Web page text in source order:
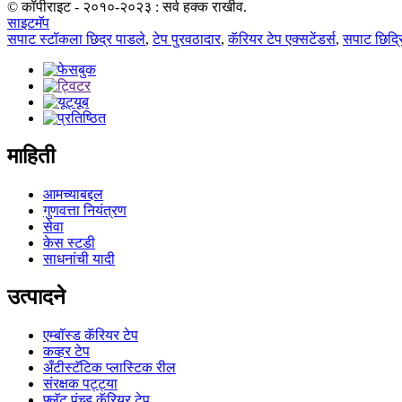
© कॉपीराइट - २०१०-२०२३ : सर्व हक्क राखीव.
साइटमॅप
सपाट स्टॉकला छिद्र पाडले,टेप पुरवठादार,कॅरियर टेप एक्सटेंडर्स,सपाट
माहिती
आमच्याबद्दल
गुणवत्ता नियंत्रण
सेवा
केस स्टडी
साधनांची यादी
उत्पादने
एम्बॉस्ड कॅरियर टेप
कव्हर टेप
अँटीस्टॅटिक प्लास्टिक रील
संरक्षक पट्ट्या